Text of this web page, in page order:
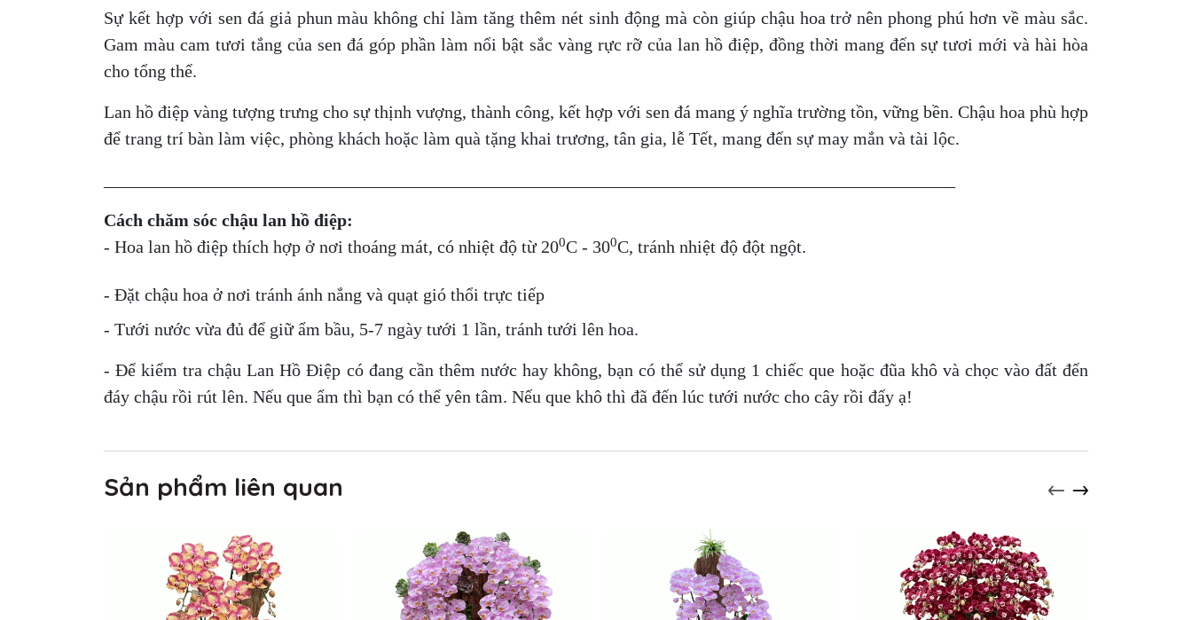
Sự kết hợp với sen đá giả phun màu không chỉ làm tăng thêm nét sinh động mà còn giúp chậu hoa trở nên phong phú hơn về màu sắc.
Gam màu cam tươi tắng của sen đá góp phần làm nổi bật sắc vàng rực rỡ của lan hồ điệp, đồng thời mang đến sự tươi mới và hài hòa
cho tổng thể.
Lan hồ điệp vàng tượng trưng cho sự thịnh vượng, thành công, kết hợp với sen đá mang ý nghĩa trường tồn, vững bền. Chậu hoa phù hợp
để trang trí bàn làm việc, phòng khách hoặc làm quà tặng khai trương, tân gia, lễ Tết, mang đến sự may mắn và tài lộc.
Cách chăm sóc chậu lan hồ điệp:
- Hoa lan hồ điệp thích hợp ở nơi thoáng mát, có nhiệt độ từ 200C - 300C, tránh nhiệt độ đột ngột.
- Đặt chậu hoa ở nơi tránh ánh nắng và quạt gió thổi trực tiếp
- Tưới nước vừa đủ để giữ ẩm bầu, 5-7 ngày tưới 1 lần, tránh tưới lên hoa.
- Để kiểm tra chậu Lan Hồ Điệp có đang cần thêm nước hay không, bạn có thể sử dụng 1 chiếc que hoặc đũa khô và chọc vào đất đến
đáy chậu rồi rút lên. Nếu que ẩm thì bạn có thể yên tâm. Nếu que khô thì đã đến lúc tưới nước cho cây rồi đấy ạ!
Sản phẩm liên quan